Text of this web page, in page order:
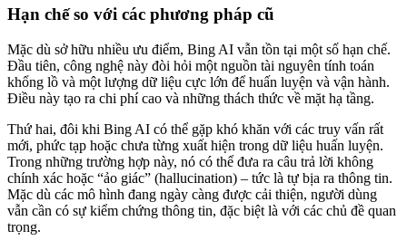
Hạn chế so với các phương pháp cũ
Mặc dù sở hữu nhiều ưu điểm, Bing AI vẫn tồn tại một số hạn chế.
Đầu tiên, công nghệ này đòi hỏi một nguồn tài nguyên tính toán
khổng lồ và một lượng dữ liệu cực lớn để huấn luyện và vận hành.
Điều này tạo ra chi phí cao và những thách thức về mặt hạ tầng.
Thứ hai, đôi khi Bing AI có thể gặp khó khăn với các truy vấn rất
mới, phức tạp hoặc chưa từng xuất hiện trong dữ liệu huấn luyện.
Trong những trường hợp này, nó có thể đưa ra câu trả lời không
chính xác hoặc “ảo giác” (hallucination) – tức là tự bịa ra thông tin.
Mặc dù các mô hình đang ngày càng được cải thiện, người dùng
vẫn cần có sự kiểm chứng thông tin, đặc biệt là với các chủ đề quan
trọng.